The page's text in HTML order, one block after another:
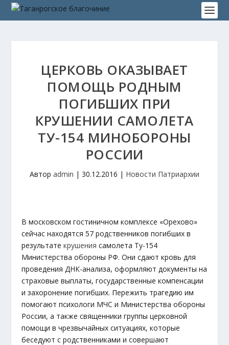
ЦЕРКОВЬ ОКАЗЫВАЕТ
ПОМОЩЬ РОДНЫМ
ПОГИБШИХ ПРИ
КРУШЕНИИ САМОЛЕТА
ТУ-154 МИНОБОРОНЫ
РОССИИ
Автор admin | 30.12.2016 | Новости Патриархии
В московском гостиничном комплексе «Орехово»
сейчас находятся 57 родственников погибших в
результатекрушения самолета Ту-154
Министерства обороны РФ. Они сдают кровь для
проведения ДНК-анализа, оформляют документы на
страховые выплаты, государственные компенсации
и захоронение погибших. Пережить трагедию им
помогают психологи МЧС и Министерства обороны
России, а также священники группы церковной
помощи в чрезвычайных ситуациях, которые
беседуют с родственниками и совершают